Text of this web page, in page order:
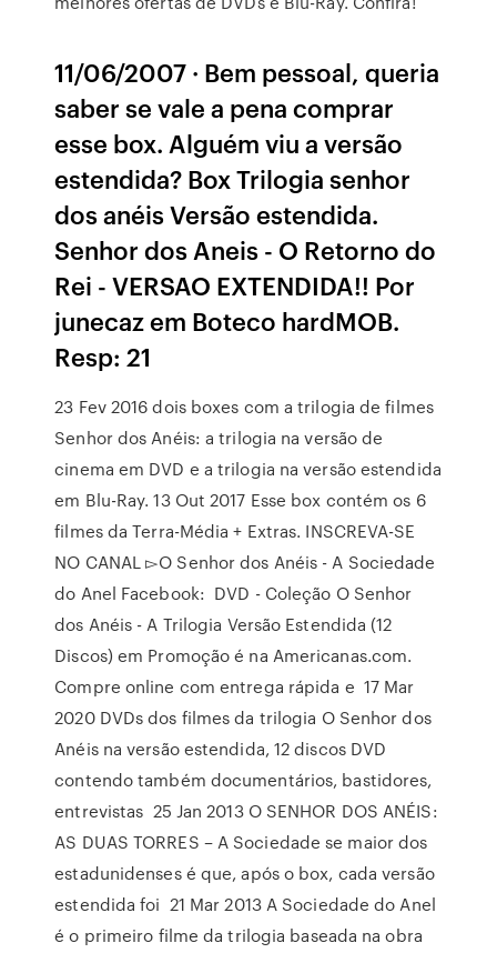
11/06/2007 · Bem pessoal, queria
saber se vale a pena comprar
esse box. Alguém viu a versão
estendida? Box Trilogia senhor
dos anéis Versão estendida.
Senhor dos Aneis - O Retorno do
Rei - VERSAO EXTENDIDA!! Por
junecaz em Boteco hardMOB.
Resp: 21
23 Fev 2016 dois boxes com a trilogia de filmes
Senhor dos Anéis: a trilogia na versão de
cinema em DVD e a trilogia na versão estendida
em Blu-Ray. 13 Out 2017 Esse box contém os 6
filmes da Terra-Média + Extras. INSCREVA-SE
NO CANAL ▻O Senhor dos Anéis - A Sociedade
do Anel Facebook: DVD - Coleção O Senhor
dos Anéis - A Trilogia Versão Estendida (12
Discos) em Promoção é na Americanas.com.
Compre online com entrega rápida e 17 Mar
2020 DVDs dos filmes da trilogia O Senhor dos
Anéis na versão estendida, 12 discos DVD
contendo também documentários, bastidores,
entrevistas 25 Jan 2013 O SENHOR DOS ANÉIS:
AS DUAS TORRES – A Sociedade se maior dos
estadunidenses é que, após o box, cada versão
estendida foi 21 Mar 2013 A Sociedade do Anel
é o primeiro filme da trilogia baseada na obra